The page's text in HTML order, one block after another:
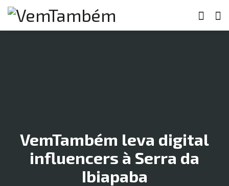
VemTambém leva digital
influencers à Serra da
Ibiapaba